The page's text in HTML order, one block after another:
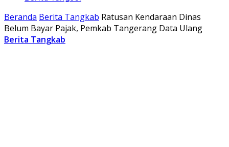
Beranda Berita Tangkab Ratusan Kendaraan Dinas
Belum Bayar Pajak, Pemkab Tangerang Data Ulang
Berita Tangkab